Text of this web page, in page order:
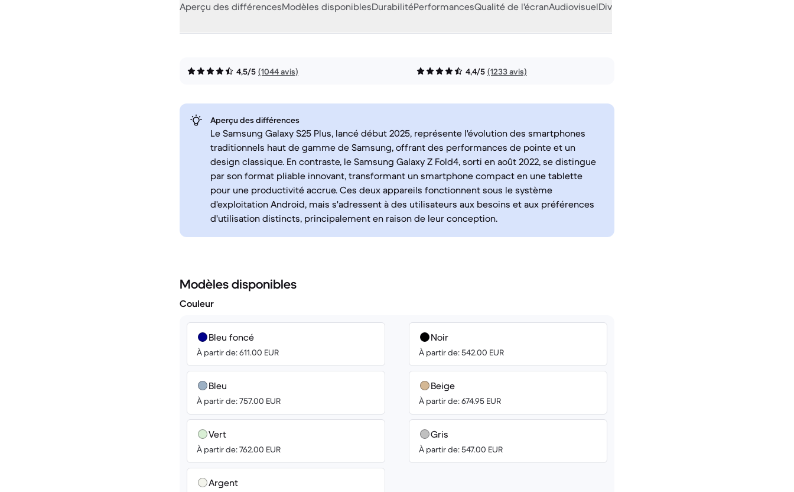
Aperçu des différencesModèles disponiblesDurabilitéPerformancesQualité de l'écranAudiovisuelDivers
4,5/5 (1044 avis) 4,4/5 (1233 avis)
Aperçu des différences
Le Samsung Galaxy S25 Plus, lancé début 2025, représente l'évolution des smartphones
traditionnels haut de gamme de Samsung, offrant des performances de pointe et un
design classique. En contraste, le Samsung Galaxy Z Fold4, sorti en août 2022, se distingue
par son format pliable innovant, transformant un smartphone compact en une tablette
pour une productivité accrue. Ces deux appareils fonctionnent sous le système
d'exploitation Android, mais s'adressent à des utilisateurs aux besoins et aux préférences
d'utilisation distincts, principalement en raison de leur conception.
Modèles disponibles
Couleur
Bleu foncé
À partir de: 611.00 EUR
Bleu
À partir de: 757.00 EUR
Vert
À partir de: 762.00 EUR
Argent
Noir
À partir de: 542.00 EUR
Beige
À partir de: 674.95 EUR
Gris
À partir de: 547.00 EUR